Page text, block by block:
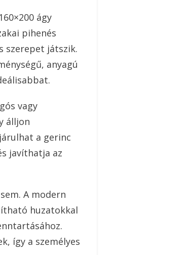
ágy
pihenés
szerepet játszik.
anyagú
vagy
álljon
a gerinc
javíthatja az
sem. A modern
huzatokkal
így a személyes